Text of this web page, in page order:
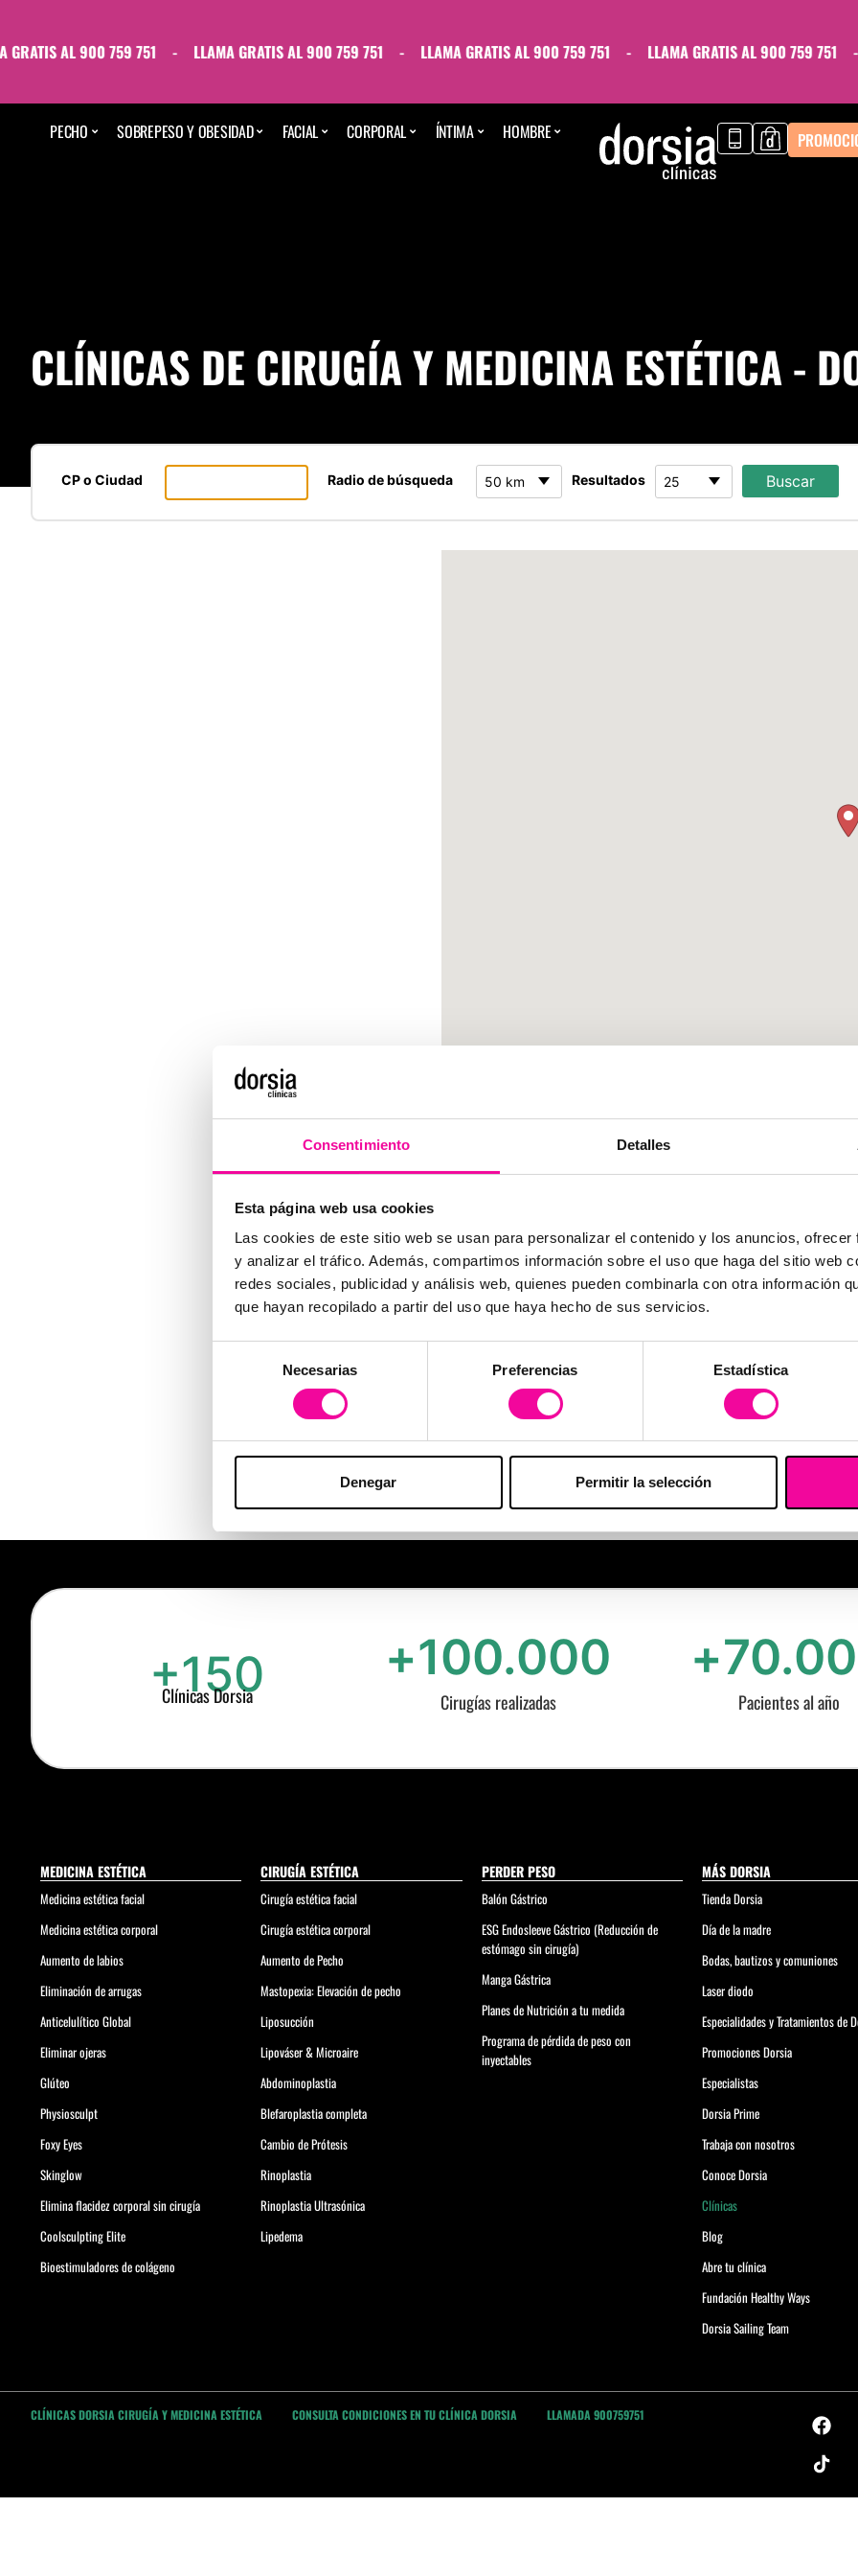
Consentimiento Detalles
Esta página web usa cookies
Las cookies de este sitio web se usan para personalizar el contenido y los anuncios,
y analizar el tráfico. Además, compartimos información sobre el uso que haga del sitio web
redes sociales, publicidad y análisis web, quienes pueden combinarla con otra información
que hayan recopilado a partir del uso que haya hecho de sus servicios.
consentimiento
Necesarias Preferencias Estadística
Denegar Permitir la selección
AL 900 759 751 - LLAMA GRATIS AL 900 759 751 - LLAMA GRATIS AL 900 759 751 - LLAMA GRATIS AL 900 759 751 -
PECHO SOBREPESO Y OBESIDAD FACIAL CORPORAL ÍNTIMA HOMBRE
CLÍNICAS DE CIRUGÍA Y MEDICINA ESTÉTICA -
CP o Ciudad Radio de búsqueda 50 km Resultados 25
LA PRIMERA CLÍNICA DE
CERTIFICADO DE CALIDAD
Somos conscientes de que la calidad
compromete a mejorar continuamente
+150
Clínicas Dorsia Cirugías realizadas
+100.000
Pacientes al año
+
MEDICINA ESTÉTICA
Medicina estética facial
Medicina estética corporal
Aumento de labios
Eliminación de arrugas
Anticelulítico Global
Eliminar ojeras
Glúteo
Physiosculpt
Foxy Eyes
Skinglow
Elimina flacidez corporal sin cirugía
Coolsculpting Elite
Bioestimuladores de colágeno
CIRUGÍA ESTÉTICA
Cirugía estética facial
Cirugía estética corporal
Aumento de Pecho
Mastopexia: Elevación de pecho
Liposucción
Lipováser & Microaire
Abdominoplastia
Blefaroplastia completa
Cambio de Prótesis
Rinoplastia
Rinoplastia Ultrasónica
Lipedema
PERDER PESO
Balón Gástrico
ESG Endosleeve Gástrico (Reducción de
estómago sin cirugía)
Manga Gástrica
Planes de Nutrición a tu medida
Programa de pérdida de peso con
inyectables
MÁS DORSIA
Tienda Dorsia
Día de la madre
Bodas, bautizos y comuniones
Laser diodo
Especialidades y Tratamientos de
Promociones Dorsia
Especialistas
Dorsia Prime
Trabaja con nosotros
Conoce Dorsia
Clínicas
Blog
Abre tu clínica
Fundación Healthy Ways
Dorsia Sailing Team
CLÍNICAS DORSIA CIRUGÍA Y MEDICINA ESTÉTICA CONSULTA CONDICIONES EN TU CLÍNICA DORSIA LLAMADA 900759751